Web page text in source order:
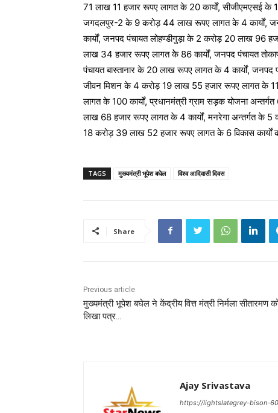
71 लाख 11 हजार रूपए लागत के 20 कार्यों, सीजीएमएसई के
जगदलपुर-2 के 9 करोड़ 44 लाख रूपए लागत के 4 कार्यों,
कार्यों, जनपद पंचायत लोहण्डीगुड़ा के 2 करोड़ 20 लाख 96
लाख 34 हजार रूपए लागत केे 86 कार्यों, जनपद पंचायत
पंचायत बास्तानार के 20 लाख रूपए लागत के 4 कार्यों,
जीवन मिशन के 4 करोड़ 19 लाख 55 हजार रूपए लागत के
लागत के 100 कार्यों, प्रधानमंत्री ग्राम सड़क योजना
लाख 68 हजार रूपए लागत के 4 कार्यों, मनरेगा अन्तर्गत के
18 करोड़ 39 लाख 52 हजार रूपए लागत के 6 विकास कार्यों
TAGS मुख्यमंत्री भूपेश बघेल विश्व आदिवासी दिवस
Share
Previous article
मुख्यमंत्री भूपेश बघेल ने केंद्रीय वित्त मंत्री निर्मला सीतारमण
लिखा पत्र…
Ajay Srivastava
https://lightslategrey-bison-